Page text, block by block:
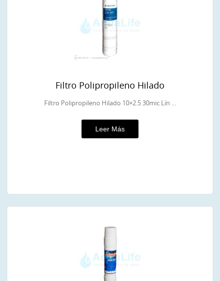
Filtro Polipropileno Hilado
Filtro Polipropileno Hilado 10×2.5 30mic Lín ...
Leer Más